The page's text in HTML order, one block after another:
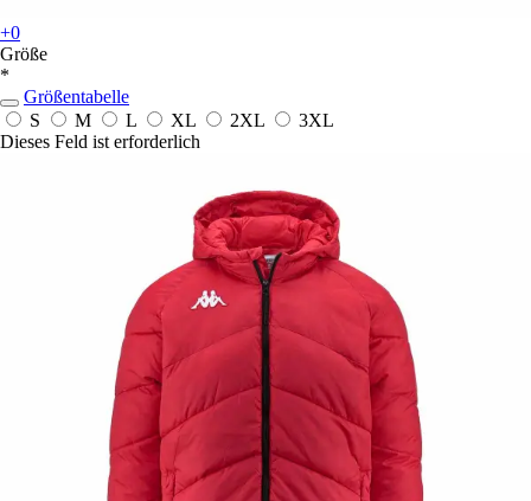
+0
Größe
*
Größentabelle
S
M L XL 2XL
3XL
Dieses Feld ist erforderlich